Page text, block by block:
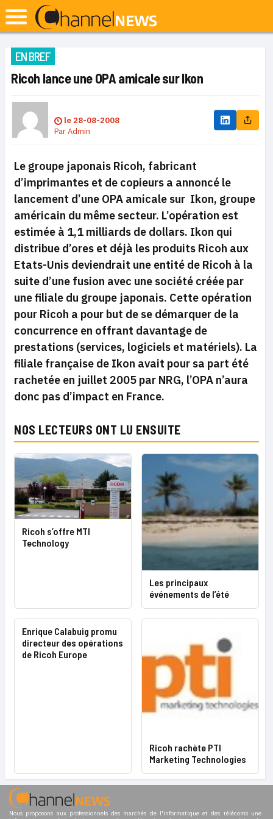
EN BREF
Ricoh lance une OPA amicale sur Ikon
le 28-08-2008
ParAdmin
Le groupe japonais Ricoh, fabricant
d’imprimantes et de copieurs a annoncé le
lancement d’une OPA amicale sur Ikon, groupe
américain du même secteur. L’opération est
estimée à 1,1 milliards de dollars. Ikon qui
distribue d’ores et déjà les produits Ricoh aux
Etats-Unis deviendrait une entité de Ricoh à la
suite d’une fusion avec une société créée par
une filiale du groupe japonais. Cette opération
pour Ricoh a pour but de se démarquer de la
concurrence en offrant davantage de
prestations (services, logiciels et matériels). La
filiale française de Ikon avait pour sa part été
rachetée en juillet 2005 par NRG, l’OPA n’aura
donc pas d’impact en France.
NOS LECTEURS ONT LU ENSUITE
Ricoh s’offre MTI
Technology
Les principaux
événements de l’été
Enrique Calabuig promu
directeur des opérations
de Ricoh Europe
Ricoh rachète PTI
Marketing Technologies
Nous proposons aux professionnels des marchés de l'informatique et des télécoms une